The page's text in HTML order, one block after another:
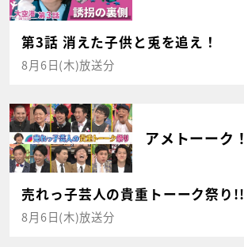
第3話 消えた子供と兎を追え！
8月6日(木)放送分
アメトーーク！
売れっ子芸人の貴重トーーク祭り!!
8月6日(木)放送分